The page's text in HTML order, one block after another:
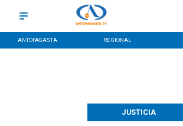
ANTOFAGASTA REGIONAL
JUSTICIA